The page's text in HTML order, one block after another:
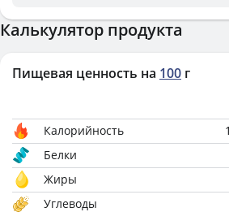
Калькулятор продукта
Пищевая ценность на 100 г
Калорийность
Белки
Жиры
Углеводы